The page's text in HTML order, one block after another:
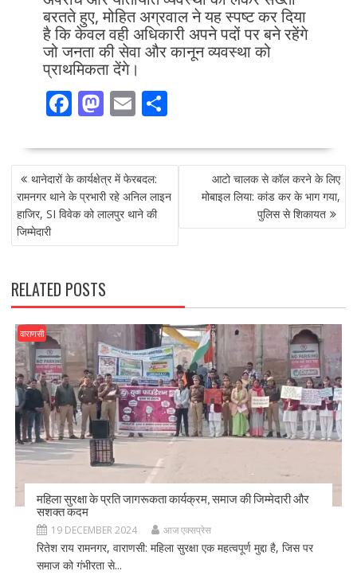
बरतते हुए, मोहित अग्रवाल ने यह स्पष्ट कर दिया
है कि केवल वही अधिकारी अपने पदों पर बने रहेंगे
जो जनता की सेवा और कानून व्यवस्था को
प्राथमिकता देंगे।
F
e
b
o
k
M
to
d
o
n
E
ai
l
S
ar
POST
NAVIGATION
थानेदारों के कार्यक्षेत्र में फेरबदल:
रामनगर थाने के प्रभारी रहे अनिल लाइन
हाजिर, SI विवेक को लालपुर थाने की
जिम्मेदारी
आटो चालक से कॉल करने के लिए
मोबाइल लिया: कांड कर के भाग गया,
पुलिस से शिकायत
RELATED POSTS
वाराणसी
महिला सुरक्षा के प्रति जागरूकता कार्यक्रम, समाज की जिम्मेदारी और
सशक्त कदम
19 DECEMBER 2024 आज एक्सप्रेस
रितेश राय रामनगर, वाराणसी: महिला सुरक्षा एक महत्वपूर्ण मुद्दा है, जिस पर
समाज को गंभीरता से...